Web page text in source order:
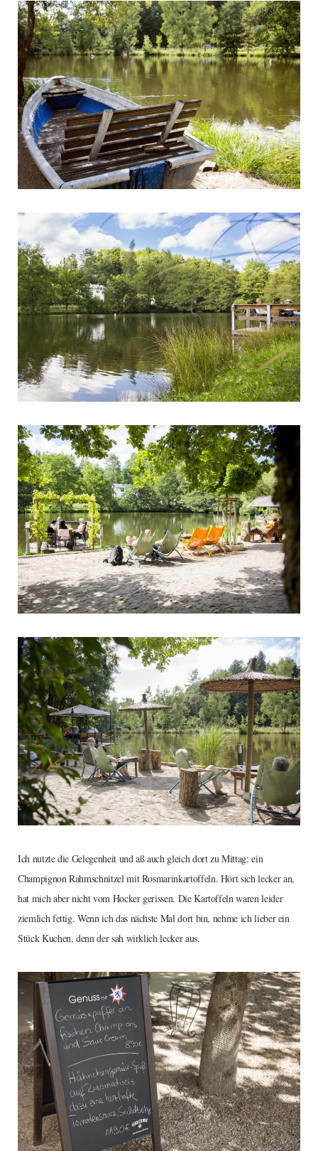
Ich nutzte die Gelegenheit und aß auch gleich dort zu Mittag: ein
Champignon Rahmschnitzel mit Rosmarinkartoffeln. Hört sich lecker an,
hat mich aber nicht vom Hocker gerissen. Die Kartoffeln waren leider
ziemlich fettig. Wenn ich das nächste Mal dort bin, nehme ich lieber ein
Stück Kuchen, denn der sah wirklich lecker aus.